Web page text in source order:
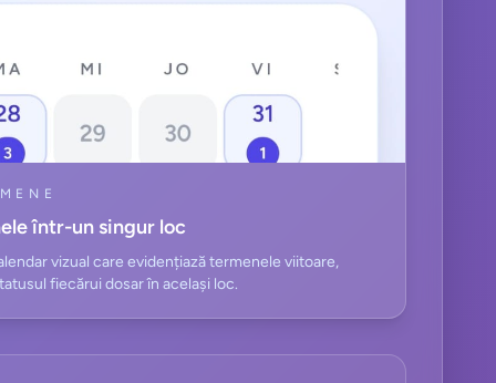
într-un singur loc
vizual care evidențiază termenele viitoare,
fiecărui dosar în același loc.